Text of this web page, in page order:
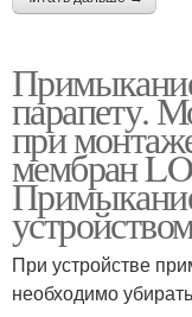
парапету.
при
мембран
При устройстве
необходимо